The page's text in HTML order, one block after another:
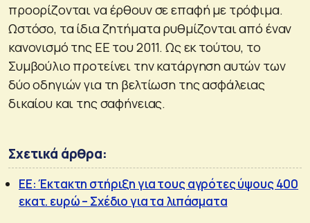
προορίζονται να έρθουν σε επαφή με τρόφιμα.
Ωστόσο, τα ίδια ζητήματα ρυθμίζονται από έναν
κανονισμό της ΕΕ του 2011. Ως εκ τούτου, το
Συμβούλιο προτείνει την κατάργηση αυτών των
δύο οδηγιών για τη βελτίωση της ασφάλειας
δικαίου και της σαφήνειας.
Σχετικά άρθρα:
ΕΕ: Έκτακτη στήριξη για τους αγρότες ύψους 400
εκατ. ευρώ – Σχέδιο για τα λιπάσματα